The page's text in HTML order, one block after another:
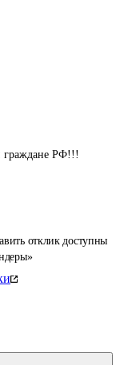
отклик доступны
граждане РФ!!!